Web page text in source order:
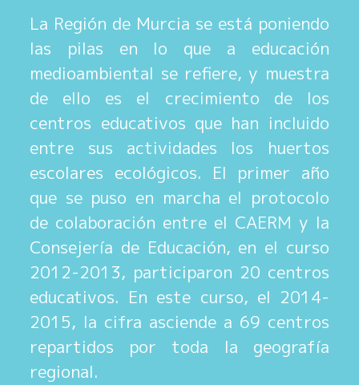
La Región de Murcia se está poniendo
las pilas en lo que a educación
medioambiental se refiere, y muestra
de ello es el crecimiento de los
centros educativos que han incluido
entre sus actividades los huertos
escolares ecológicos. El primer año
que se puso en marcha el protocolo
de colaboración entre el CAERM y la
Consejería de Educación, en el curso
2012-2013, participaron 20 centros
educativos. En este curso, el 2014-
2015, la cifra asciende a 69 centros
repartidos por toda la geografía
regional.